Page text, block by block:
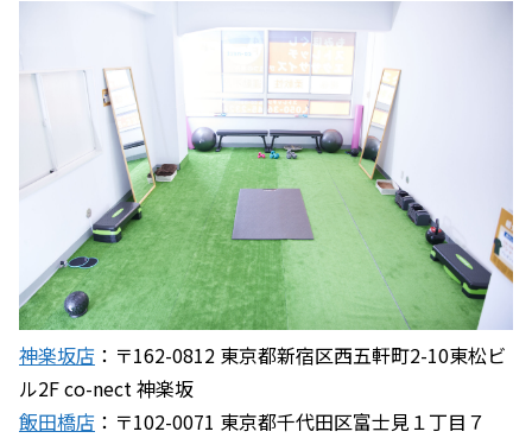
神楽坂店 ：〒162-0812 東京都新宿区西五軒町2-10東松ビ
ル2F co-nect 神楽坂
飯田橋店 ：〒102-0071 東京都千代田区富士見１丁目７